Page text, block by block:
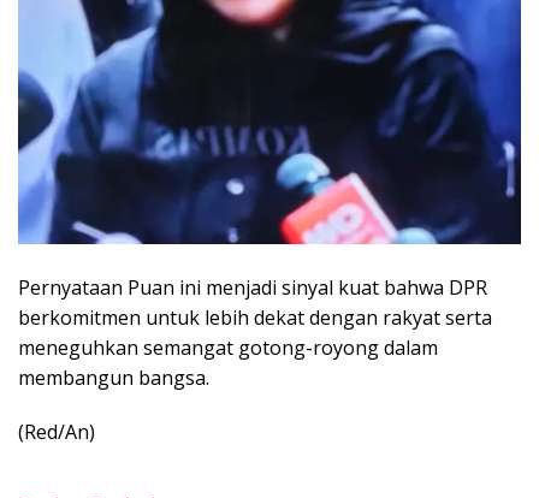
Pernyataan Puan ini menjadi sinyal kuat bahwa DPR
berkomitmen untuk lebih dekat dengan rakyat serta
meneguhkan semangat gotong-royong dalam
membangun bangsa.
(Red/An)